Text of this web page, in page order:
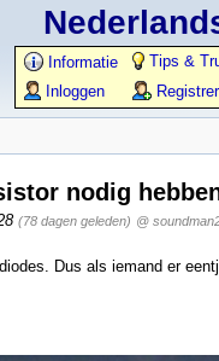
Informatie
Tips &
Inloggen
nodig
(78 dagen geleden) @
Dus als iemand er